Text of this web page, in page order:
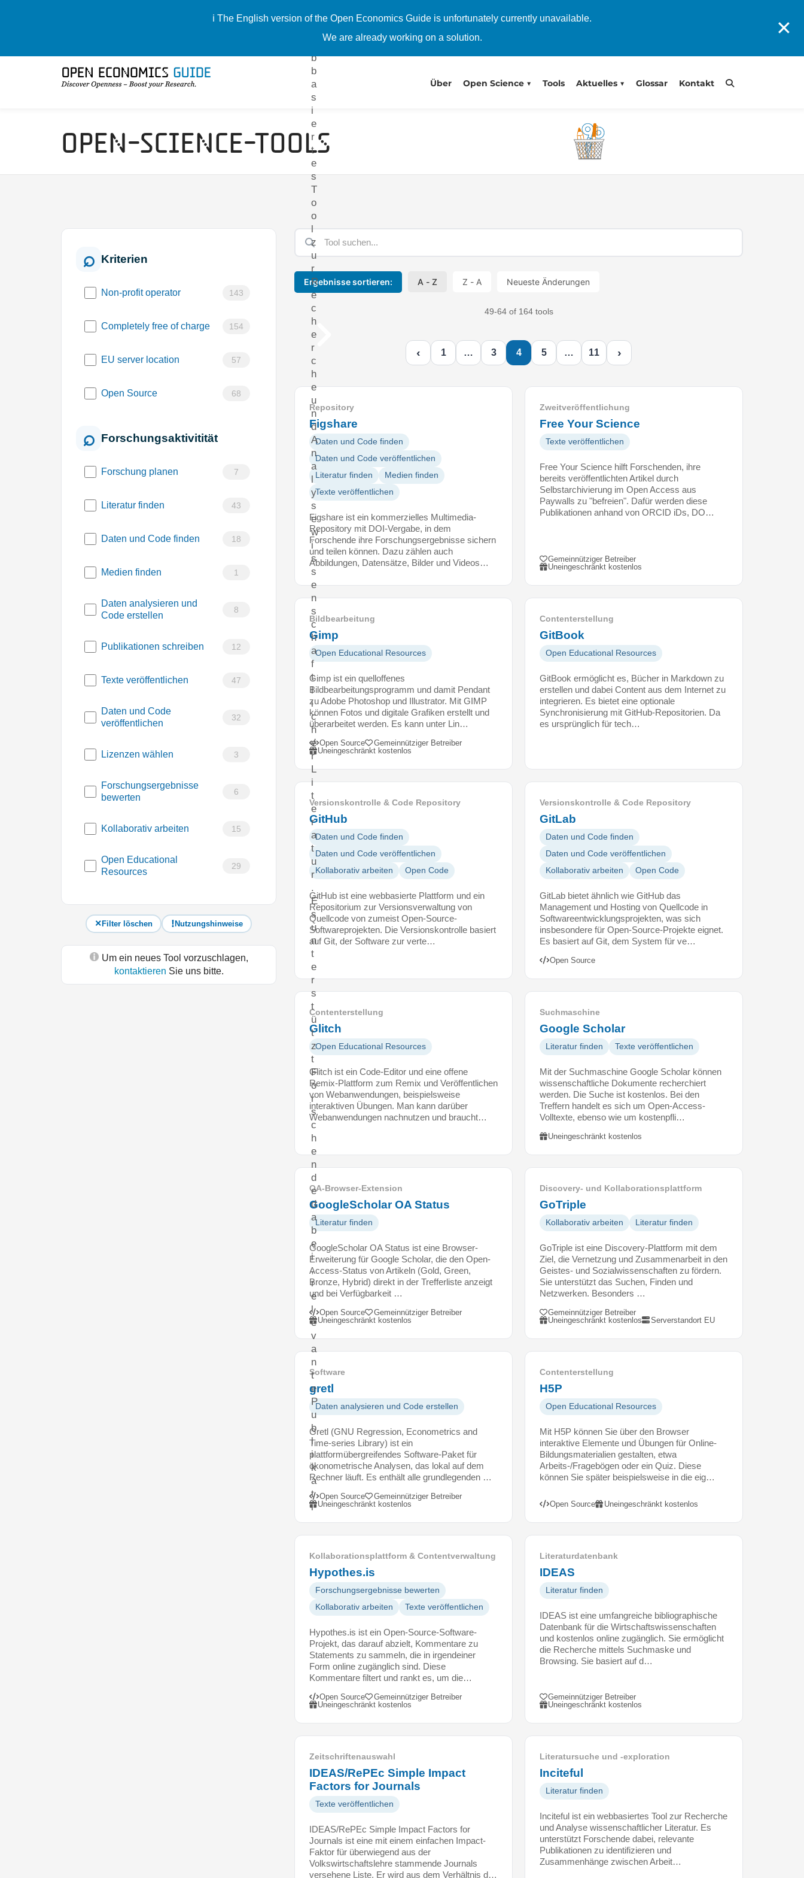
ℹ️ The English version of the Open Economics Guide is unfortunately currently unavailable.
We are already working on a solution.
✕
Über Open Science Tools Aktuelles Glossar Kontakt
Open-Science-Tools
Kriterien
Non-profit operator 143
Completely free of charge 154
EU server location 57
Open Source 68
Forschungsaktivitität
Forschung planen 7
Literatur finden 43
Daten und Code finden 18
Medien finden 1
Daten analysieren und
Code erstellen
8
Publikationen schreiben 12
Texte veröffentlichen 47
Daten und Code
veröffentlichen
32
Lizenzen wählen 3
Forschungsergebnisse
bewerten
6
Kollaborativ arbeiten 15
Open Educational
Resources
29
Filter löschen Nutzungshinweise
Um ein neues Tool vorzuschlagen,
kontaktieren Sie uns bitte.
Ergebnisse sortieren: A - Z Z - A Neueste Änderungen
49-64 of 164 tools
n
b
b
a
s
i
e
r
t
e
s
T
o
o
l
z
u
r
R
e
c
h
e
r
c
h
e
u
n
d
A
n
a
l
y
s
e
w
i
s
s
e
n
s
c
h
a
f
t
l
i
c
h
e
r
L
i
t
e
r
a
t
u
r
.
E
s
u
n
t
e
r
s
t
ü
t
z
t
F
o
r
s
c
h
e
n
d
e
d
a
b
e
i
,
r
e
l
e
v
a
n
t
e
P
u
b
l
i
k
a
t
i
o
n
n
z
u
i
d
n
t
i
f
z
e
n
u
n
d
u
s
a
m
‹ 1 … 3 4 5 … 11 ›
Repository
Figshare
Daten und Code finden
Daten und Code veröffentlichen
Literatur finden
Medien finden
Texte veröffentlichen
Figshare ist ein kommerzielles Multimedia-
Repository mit DOI-Vergabe, in dem
Forschende ihre Forschungsergebnisse sichern
und teilen können. Dazu zählen auch
Abbildungen, Datensätze, Bilder und Videos…
Zweitveröffentlichung
Free Your Science
Texte veröffentlichen
Free Your Science hilft Forschenden, ihre
bereits veröffentlichten Artikel durch
Selbstarchivierung im Open Access aus
Paywalls zu "befreien". Dafür werden diese
Publikationen anhand von ORCID iDs, DO…
Gemeinnütziger Betreiber
Uneingeschränkt kostenlos
Bildbearbeitung
Gimp
Open Educational Resources
Gimp ist ein quelloffenes
Bildbearbeitungsprogramm und damit Pendant
zu Adobe Photoshop und Illustrator. Mit GIMP
können Fotos und digitale Grafiken erstellt und
überarbeitet werden. Es kann unter Lin…
Open Source
Gemeinnütziger Betreiber
Uneingeschränkt kostenlos
Contenterstellung
GitBook
Open Educational Resources
GitBook ermöglicht es, Bücher in Markdown zu
erstellen und dabei Content aus dem Internet zu
integrieren. Es bietet eine optionale
Synchronisierung mit GitHub-Repositorien. Da
es ursprünglich für tech…
Versionskontrolle & Code Repository
GitHub
Daten und Code finden
Daten und Code veröffentlichen
Kollaborativ arbeiten
Open Code
GitHub ist eine webbasierte Plattform und ein
Repositorium zur Versionsverwaltung von
Quellcode von zumeist Open-Source-
Softwareprojekten. Die Versionskontrolle basiert
auf Git, der Software zur verte…
Versionskontrolle & Code Repository
GitLab
Daten und Code finden
Daten und Code veröffentlichen
Kollaborativ arbeiten
Open Code
GitLab bietet ähnlich wie GitHub das
Management und Hosting von Quellcode in
Softwareentwicklungsprojekten, was sich
insbesondere für Open-Source-Projekte eignet.
Es basiert auf Git, dem System für ve…
Open Source
Contenterstellung
Glitch
Open Educational Resources
Glitch ist ein Code-Editor und eine offene
Remix-Plattform zum Remix und Veröffentlichen
von Webanwendungen, beispielsweise
interaktiven Übungen. Man kann darüber
Webanwendungen nachnutzen und braucht…
Suchmaschine
Google Scholar
Literatur finden Texte veröffentlichen
Mit der Suchmaschine Google Scholar können
wissenschaftliche Dokumente recherchiert
werden. Die Suche ist kostenlos. Bei den
Treffern handelt es sich um Open-Access-
Volltexte, ebenso wie um kostenpfli…
Uneingeschränkt kostenlos
OA-Browser-Extension
GoogleScholar OA Status
Literatur finden
GoogleScholar OA Status ist eine Browser-
Erweiterung für Google Scholar, die den Open-
Access-Status von Artikeln (Gold, Green,
Bronze, Hybrid) direkt in der Trefferliste anzeigt
und bei Verfügbarkeit …
Open Source
Gemeinnütziger Betreiber
Uneingeschränkt kostenlos
Discovery- und Kollaborationsplattform
GoTriple
Kollaborativ arbeiten Literatur finden
GoTriple ist eine Discovery-Plattform mit dem
Ziel, die Vernetzung und Zusammenarbeit in den
Geistes- und Sozialwissenschaften zu fördern.
Sie unterstützt das Suchen, Finden und
Netzwerken. Besonders …
Gemeinnütziger Betreiber
Uneingeschränkt kostenlos
Serverstandort EU
Software
gretl
Daten analysieren und Code erstellen
Gretl (GNU Regression, Econometrics and
Time-series Library) ist ein
plattformübergreifendes Software-Paket für
ökonometrische Analysen, das lokal auf dem
Rechner läuft. Es enthält alle grundlegenden …
Open Source
Gemeinnütziger Betreiber
Uneingeschränkt kostenlos
Contenterstellung
H5P
Open Educational Resources
Mit H5P können Sie über den Browser
interaktive Elemente und Übungen für Online-
Bildungsmaterialien gestalten, etwa
Arbeits-/Fragebögen oder ein Quiz. Diese
können Sie später beispielsweise in die eig…
Open Source Uneingeschränkt kostenlos
Kollaborationsplattform & Contentverwaltung
Hypothes.is
Forschungsergebnisse bewerten
Kollaborativ arbeiten
Texte veröffentlichen
Hypothes.is ist ein Open-Source-Software-
Projekt, das darauf abzielt, Kommentare zu
Statements zu sammeln, die in irgendeiner
Form online zugänglich sind. Diese
Kommentare filtert und rankt es, um die…
Open Source
Gemeinnütziger Betreiber
Uneingeschränkt kostenlos
Literaturdatenbank
IDEAS
Literatur finden
IDEAS ist eine umfangreiche bibliographische
Datenbank für die Wirtschaftswissenschaften
und kostenlos online zugänglich. Sie ermöglicht
die Recherche mittels Suchmaske und
Browsing. Sie basiert auf d…
Gemeinnütziger Betreiber
Uneingeschränkt kostenlos
Zeitschriftenauswahl
IDEAS/RePEc Simple Impact
Factors for Journals
Texte veröffentlichen
IDEAS/RePEc Simple Impact Factors for
Journals ist eine mit einem einfachen Impact-
Faktor für überwiegend aus der
Volkswirtschaftslehre stammende Journals
versehene Liste. Er wird aus dem Verhältnis d…
Literatursuche und -exploration
Inciteful
Literatur finden
Inciteful ist ein webbasiertes Tool zur Recherche
und Analyse wissenschaftlicher Literatur. Es
unterstützt Forschende dabei, relevante
Publikationen zu identifizieren und
Zusammenhänge zwischen Arbeit…